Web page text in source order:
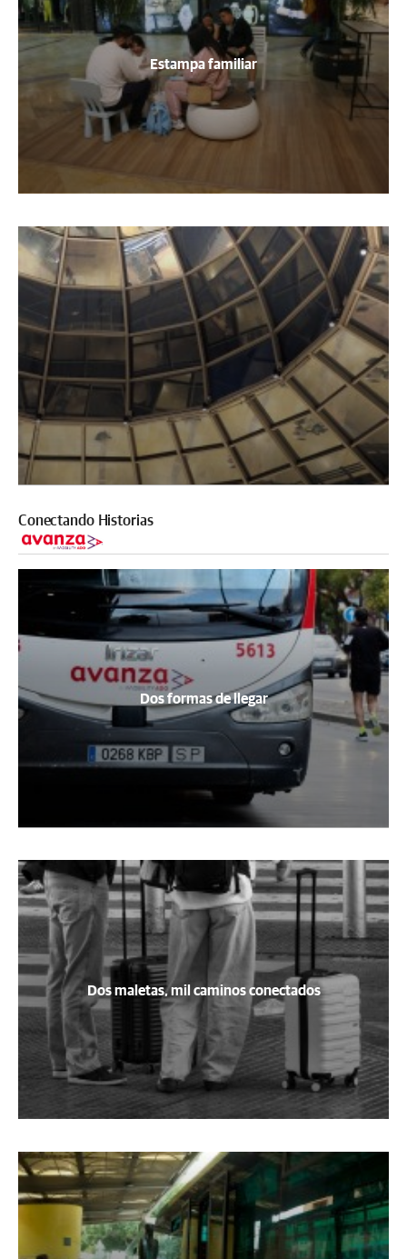
Estampa familiar
Conectando Historias
Dos formas de llegar
Dos maletas, mil caminos conectados